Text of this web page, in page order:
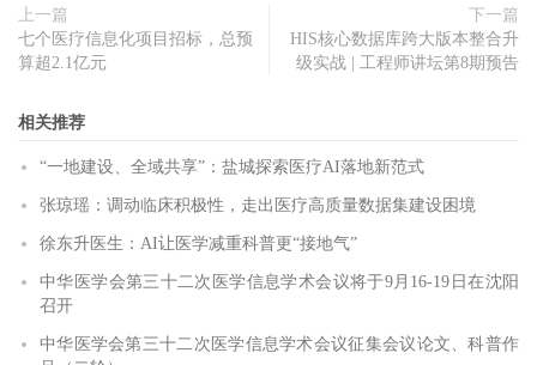
上一篇
七个医疗信息化项目招标，总预
算超2.1亿元
下一篇
HIS核心数据库跨大版本整合升
级实战 | 工程师讲坛第8期预告
相关推荐
“一地建设、全域共享”：盐城探索医疗AI落地新范式
张琼瑶：调动临床积极性，走出医疗高质量数据集建设困境
徐东升医生：AI让医学减重科普更“接地气”
中华医学会第三十二次医学信息学术会议将于9月16-19日在沈阳
召开
中华医学会第三十二次医学信息学术会议征集会议论文、科普作